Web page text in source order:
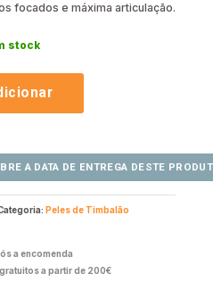
focados e máxima articulação.
stock
Peles de Timbalão
a encomenda
a partir de 200€